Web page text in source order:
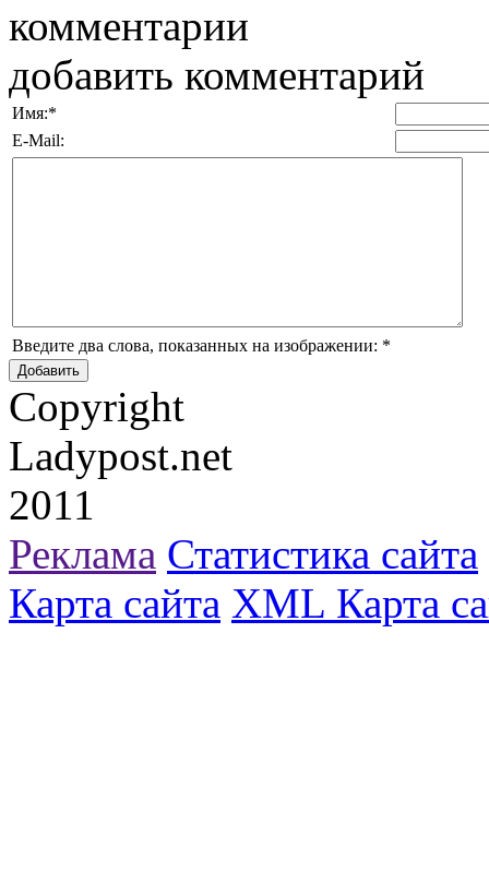
комментарии
добавить комментарий
Имя:*
E-Mail:
Введите два слова, показанных на изображении: *
Copyright
Ladypost.net
2011
Реклама Статистика сайта
Карта сайта XML Карта